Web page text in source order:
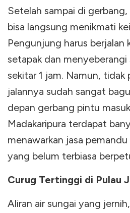
Setelah sampai di
bisa langsung menikmati
Pengunjung harus berjalan
setapak dan menyeberangi
sekitar 1 jam. Namun, tidak
jalannya sudah sangat
depan gerbang pintu
Madakaripura terdapat
menawarkan jasa
yang belum terbiasa
Curug Tertinggi di Pulau
Aliran air sungai yang